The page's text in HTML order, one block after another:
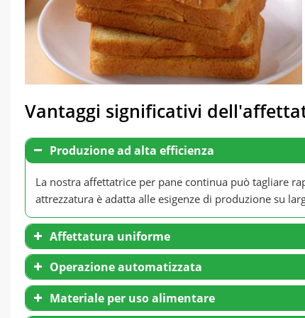
Vantaggi significativi
Produzione ad alta efficienza
La nostra affettatrice per pane continua può tagliare
attrezzatura è adatta alle esigenze di produzione su
Affettatura uniforme
Operazione automatizzata
Materiale per uso alimentare